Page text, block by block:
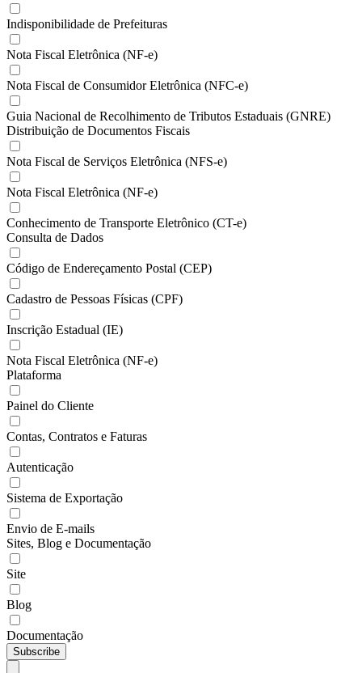
Indisponibilidade de Prefeituras
Nota Fiscal Eletrônica (NF-e)
Nota Fiscal de Consumidor Eletrônica (NFC-e)
Guia Nacional de Recolhimento de Tributos Estaduais (GNRE)
Distribuição de Documentos Fiscais
Nota Fiscal de Serviços Eletrônica (NFS-e)
Nota Fiscal Eletrônica (NF-e)
Conhecimento de Transporte Eletrônico (CT-e)
Consulta de Dados
Código de Endereçamento Postal (CEP)
Cadastro de Pessoas Físicas (CPF)
Inscrição Estadual (IE)
Nota Fiscal Eletrônica (NF-e)
Plataforma
Painel do Cliente
Contas, Contratos e Faturas
Autenticação
Sistema de Exportação
Envio de E-mails
Sites, Blog e Documentação
Site
Blog
Documentação
Subscribe